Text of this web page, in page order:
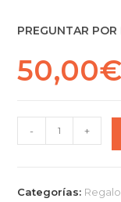
PREGUNTAR
50,00€
- +
Categorías: